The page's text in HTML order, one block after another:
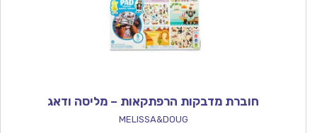
חוברת מדבקות הרפתקאות – מליסה ודאג
MELISSA&DOUG